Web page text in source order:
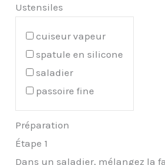
Ustensiles
cuiseur vapeur
spatule en silicone
saladier
passoire fine
Préparation
Étape 1
Dans un saladier, mélangez la